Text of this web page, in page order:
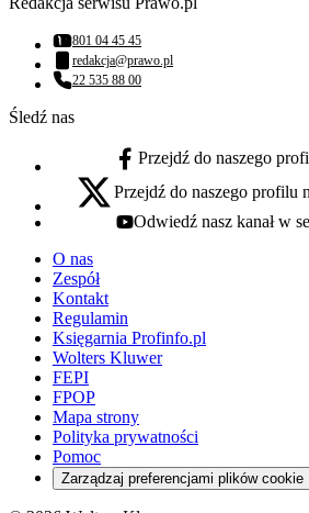
Numer telefonu:
801 04 45 45
Adres email:
redakcja@prawo.pl
Numer telefonu:
22 535 88 00
Śledź nas
facebook - otwiera się w nowej karcie
Przejdź do naszego
x - otwiera się w nowej karcie
Przejdź do naszego profilu
youtube - otwiera się w nowej karcie
Odwiedź nasz kanał w
O nas
Zespół
Kontakt
Regulamin
Księgarnia Profinfo.pl
Wolters Kluwer
FEPI
FPOP
Mapa strony
Polityka prywatności
Pomoc
Zarządzaj preferencjami plików cookie